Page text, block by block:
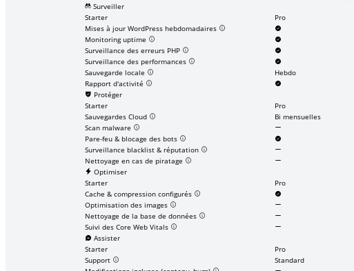
Surveiller
Starter
Pro
Mises à jour WordPress hebdomadaires
Monitoring uptime
Surveillance des erreurs PHP
Surveillance des performances
Sauvegarde locale
Hebdo
Rapport d'activité
Protéger
Starter
Pro
Sauvegardes Cloud
Bi mensuelles
Scan malware
Pare-feu & blocage des bots
Surveillance blacklist & réputation
Nettoyage en cas de piratage
Optimiser
Starter
Pro
Cache & compression configurés
Optimisation des images
Nettoyage de la base de données
Suivi des Core Web Vitals
Assister
Starter
Pro
Support
Standard